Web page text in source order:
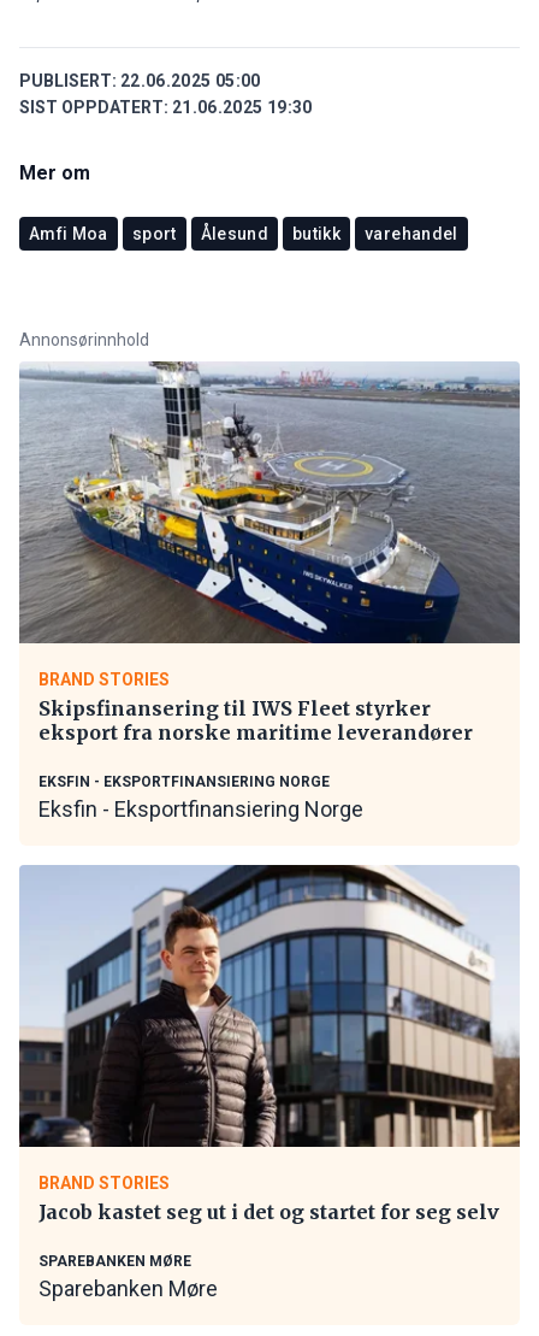
PUBLISERT: 22.06.2025 05:00
SIST OPPDATERT: 21.06.2025 19:30
Mer om
Amfi Moa sport Ålesund butikk varehandel
Annonsørinnhold
BRAND STORIES
Skipsfinansering til IWS Fleet styrker
eksport fra norske maritime leverandører
EKSFIN - EKSPORTFINANSIERING NORGE
Eksfin - Eksportfinansiering Norge
BRAND STORIES
Jacob kastet seg ut i det og startet for seg selv
SPAREBANKEN MØRE
Sparebanken Møre